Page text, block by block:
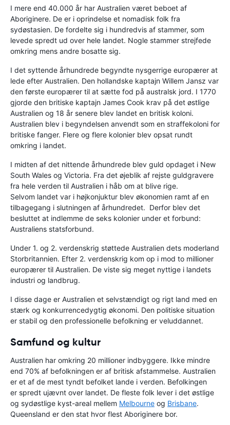
I mere end 40.000 år har Australien været beboet af
Aboriginere. De er i oprindelse et nomadisk folk fra
sydøstasien. De fordelte sig i hundredvis af stammer, som
levede spredt ud over hele landet. Nogle stammer strejfede
omkring mens andre bosatte sig.
I det syttende århundrede begyndte nysgerrige europærer at
lede efter Australien. Den hollandske kaptajn Willem Jansz var
den første europærer til at sætte fod på australsk jord. I 1770
gjorde den britiske kaptajn James Cook krav på det østlige
Australien og 18 år senere blev landet en britisk koloni.
Australien blev i begyndelsen anvendt som en straffekoloni for
britiske fanger. Flere og flere kolonier blev opsat rundt
omkring i landet.
I midten af det nittende århundrede blev guld opdaget i New
South Wales og Victoria. Fra det øjeblik af rejste guldgravere
fra hele verden til Australien i håb om at blive rige.
Selvom landet var i højkonjuktur blev økonomien ramt af en
tilbagegang i slutningen af århundredet. Derfor blev det
besluttet at indlemme de seks kolonier under et forbund:
Australiens statsforbund.
Under 1. og 2. verdenskrig støttede Australien dets moderland
Storbritannien. Efter 2. verdenskrig kom op i mod to millioner
europærer til Australien. De viste sig meget nyttige i landets
industri og landbrug.
I disse dage er Australien et selvstændigt og rigt land med en
stærk og konkurrencedygtig økonomi. Den politiske situation
er stabil og den professionelle befolkning er veluddannet.
Samfund og kultur
Australien har omkring 20 millioner indbyggere. Ikke mindre
end 70% af befolkningen er af britisk afstammelse. Australien
er et af de mest tyndt befolket lande i verden. Befolkingen
er spredt ujævnt over landet. De fleste folk lever i det østlige
og sydøstlige kyst-areal mellem Melbourne og Brisbane.
Queensland er den stat hvor flest Aboriginere bor.